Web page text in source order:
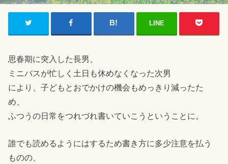
LINE
思春期に突入した長男、
ミニバスが忙しく土日も休めなくなった次男
により、子どもとおでかけの機会もめっきり減ったた
め、
ふつうの日常をつれづれ書いていこうということに。
誰でも読めるようにはするため書き方に多少注意を払う
ものの、